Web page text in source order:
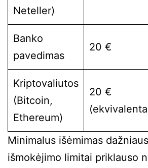
Neteller)
Banko
pavedimas
20 €
Kriptovaliutos
(Bitcoin,
Ethereum)
20 €
Minimalus išėmimas
išmokėjimo limitai priklauso